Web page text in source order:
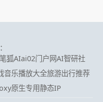
笔狐AIai02门户网AI智研社
音乐播放大全旅游出行推荐
原生专用静态IP